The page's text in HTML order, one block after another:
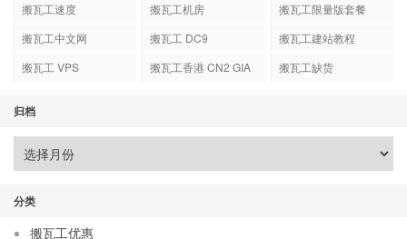
搬瓦工速度
搬瓦工机房
搬瓦工限量版套餐
搬瓦工中文网
搬瓦工 DC9
搬瓦工建站教程
搬瓦工 VPS
搬瓦工香港 CN2 GIA 搬瓦工缺货
归档
分类
搬瓦工优惠